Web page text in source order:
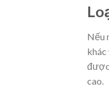
Nếu
khác
được
cao.